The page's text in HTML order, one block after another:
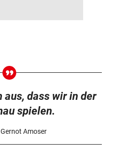
aus, dass wir in der
spielen.
Amoser